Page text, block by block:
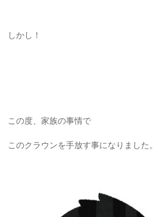
しかし！
この度、家族の事情で
このクラウンを手放す事になりました。